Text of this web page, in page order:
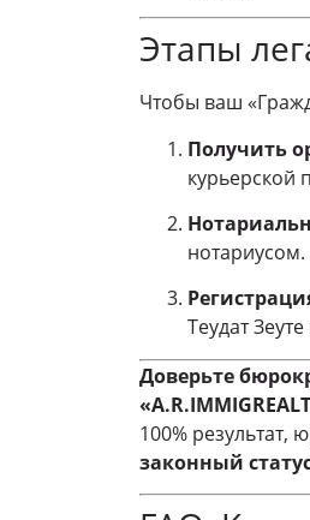
Этапы
Чтобы ваш
Получить
курьерской
нотариусом.
Теудат
Доверьте
100% результат,
законный